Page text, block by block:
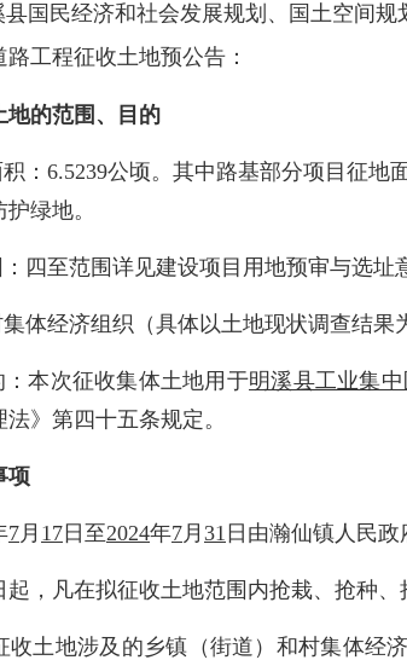
县国民经济和社会发展规划、国土空间
工程征收土地预公告：
地的范围、目的
6.5239公顷。其中路基部分项目征地面
绿地。
至范围详见建设项目用地预审与选址意
经济组织（具体以土地现状调查结果
本次征收集体土地用于明溪县工业集
》第四十五条规定。
项
7月 17 日至2024年7月 31 日由瀚仙镇人民
凡在拟征收土地范围内抢栽、抢种、
地涉及的乡镇（街道）和村集体经济